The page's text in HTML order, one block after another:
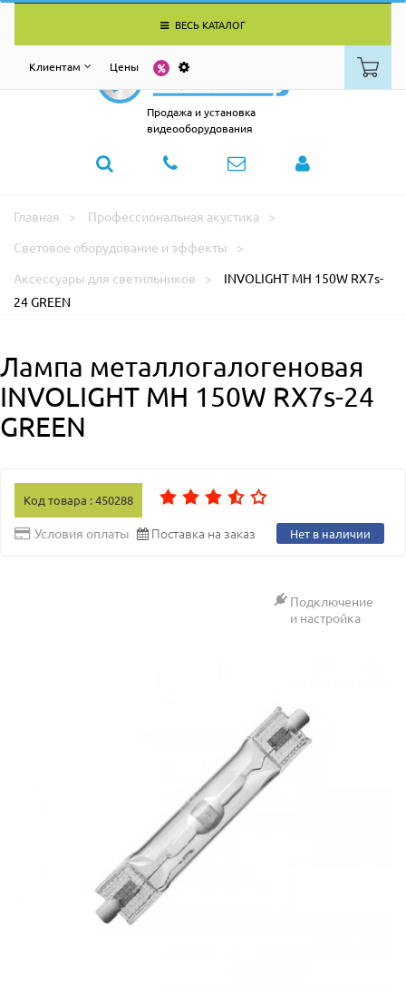
ВЕСЬ КАТАЛОГ
Клиентам Цены
Продажа и установка
видеооборудования
Главная
Профессиональная акустика
Световое оборудование и эффекты
Аксессуары для светильников
INVOLIGHT MH 150W RX7s-
24 GREEN
Лампа металлогалогеновая
INVOLIGHT MH 150W RX7s-24
GREEN
Код товара : 450288
Условия оплаты Поставка на заказ Нет в наличии
Подключение
и настройка